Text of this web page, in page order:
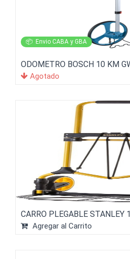
📦 Envio CABA y GBA
ODOMETRO BOSCH 10 KM
Agotado
CARRO PLEGABLE STANLEY
Agregar al Carrito